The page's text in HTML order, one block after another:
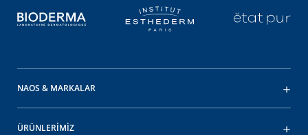
NAOS & MARKALAR
ÜRÜNLERİMİZ